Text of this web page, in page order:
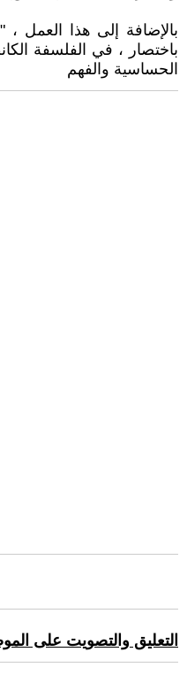
باختصار ، في الفلسفة
الحساسية والفهم
التعليق والتصويت على